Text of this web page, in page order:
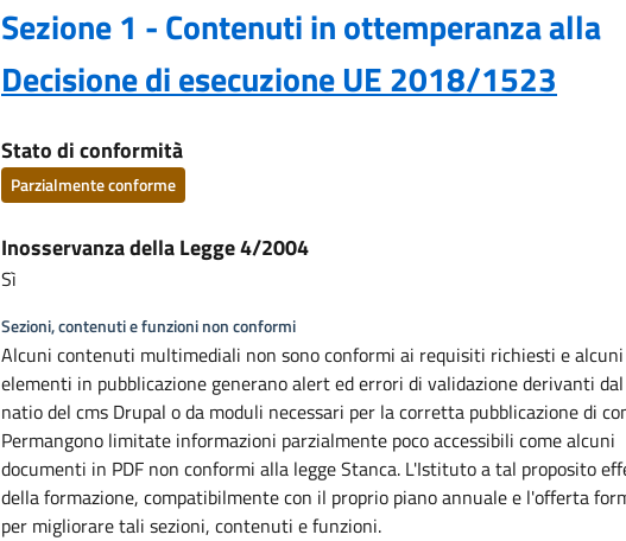
Sezione 1 - Contenuti in ottemperanza alla
Decisione di esecuzione UE 2018/1523
Stato di conformità
Parzialmente conforme
Inosservanza della Legge 4/2004
Sì
Sezioni, contenuti e funzioni non conformi
Alcuni contenuti multimediali non sono conformi ai requisiti richiesti e alcuni
elementi in pubblicazione generano alert ed errori di validazione derivanti
natio del cms Drupal o da moduli necessari per la corretta pubblicazione di
Permangono limitate informazioni parzialmente poco accessibili come alcuni
documenti in PDF non conformi alla legge Stanca. L'Istituto a tal proposito
della formazione, compatibilmente con il proprio piano annuale e l'offerta
per migliorare tali sezioni, contenuti e funzioni.